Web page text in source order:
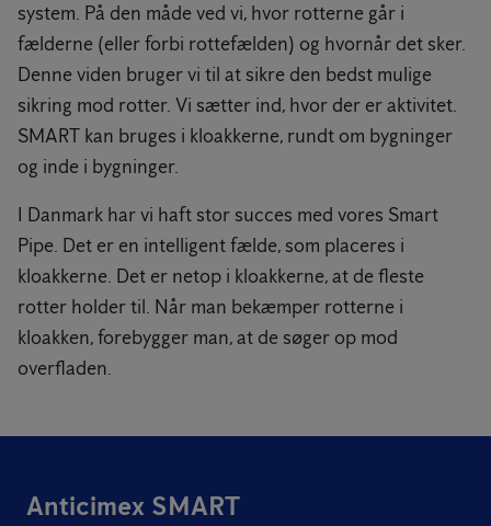
system. På den måde ved vi, hvor rotterne går i
fælderne (eller forbi rottefælden) og hvornår det sker.
Denne viden bruger vi til at sikre den bedst mulige
sikring mod rotter. Vi sætter ind, hvor der er aktivitet.
SMART kan bruges i kloakkerne, rundt om bygninger
og inde i bygninger.
I Danmark har vi haft stor succes med vores Smart
Pipe. Det er en intelligent fælde, som placeres i
kloakkerne. Det er netop i kloakkerne, at de fleste
rotter holder til. Når man bekæmper rotterne i
kloakken, forebygger man, at de søger op mod
overfladen.
Anticimex SMART